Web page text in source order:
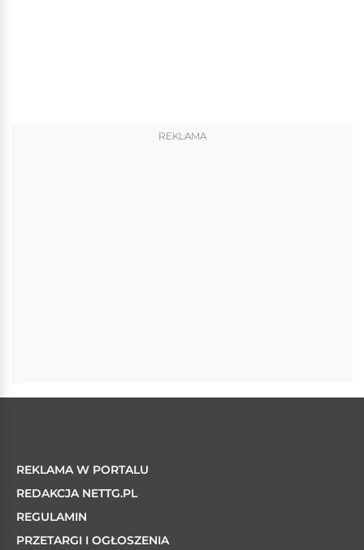
REKLAMA
REKLAMA W PORTALU
REDAKCJA NETTG.PL
REGULAMIN
PRZETARGI I OGŁOSZENIA